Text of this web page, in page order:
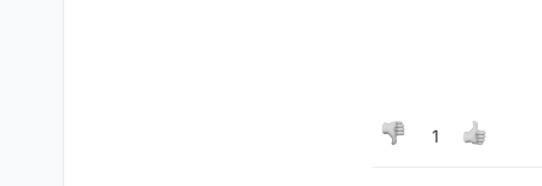
מחפש...
1